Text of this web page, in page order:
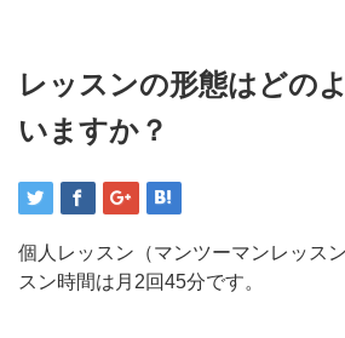
レッスンの形態はどの
いますか？
個人レッスン（マンツーマンレッス
スン時間は月2回45分です。